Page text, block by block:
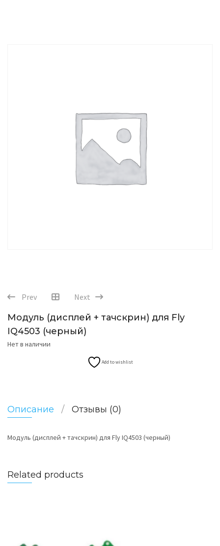
Prev Next
Модуль (дисплей + тачскрин) для Fly
IQ4503 (черный)
Нет в наличии
Add to wishlist
Описание Отзывы (0)
Модуль (дисплей + тачскрин) для Fly IQ4503 (черный)
Related products